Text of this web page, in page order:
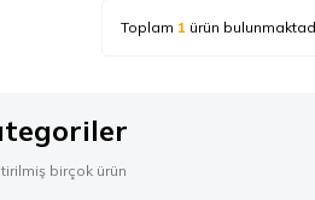
Toplam 1 ürün
birçok ürün